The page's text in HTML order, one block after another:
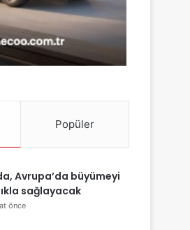
Popüler
Avrupa’da büyümeyi
sağlayacak
önce